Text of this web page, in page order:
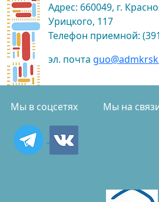
Адрес: 660049, г.
Урицкого, 117
Телефон приемной:
​эл. почта
Мы в соцсетях Мы на